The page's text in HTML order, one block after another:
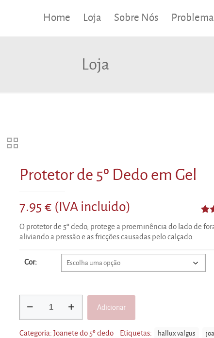
Home Loja Sobre Nós
Loja
Protetor de 5º Dedo em Gel
7.95 € (IVA incluido)
O protetor de 5º dedo, protege a proeminência do lado de
aliviando a pressão e as fricções causadas pelo calçado.
Cor:
Protetor
de
Adicionar
Categoria: Joanete do 5º dedo Etiquetas: hallux valgus